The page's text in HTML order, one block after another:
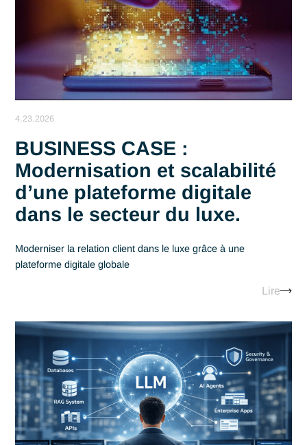
4.23.2026
BUSINESS CASE :
Modernisation et scalabilité
d’une plateforme digitale
dans le secteur du luxe.
plateforme digitale globale